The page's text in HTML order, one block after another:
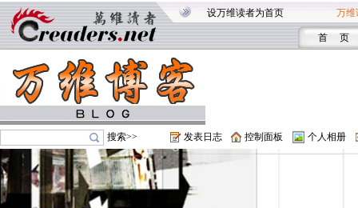
设万维读者为首页 万维
首 页
搜索>> 发表日志 控制面板 个人相册